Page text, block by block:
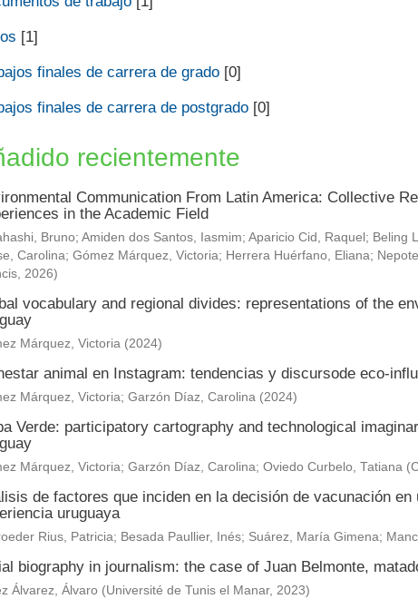
[1]
finales de carrera de grado[0]
finales de carrera de postgrado[0]
recientemente
Communication From Latin America: Collective
in the Academic Field
Bruno; Amiden dos Santos, Iasmim; Aparicio Cid, Raquel ; Beling
Carolina; Gómez Márquez, Victoria; Herrera Huérfano, Eliana;
, 2026)
vocabulary and regional divides: representations of the
Márquez, Victoria (2024)
animal en Instagram: tendencias y discursode eco-
Márquez, Victoria; Garzón Díaz, Carolina (2024)
Verde: participatory cartography and technological
Márquez, Victoria; Garzón Díaz, Carolina; Oviedo Curbelo, Tatiana (
de factores que inciden en la decisión de vacunación
uruguaya
Rius, Patricia; Besada Paullier, Inés; Suárez, María Gimena;
biography in journalism: the case of Juan Belmonte,
Álvarez, Álvaro (Université de Tunis el Manar, 2023)